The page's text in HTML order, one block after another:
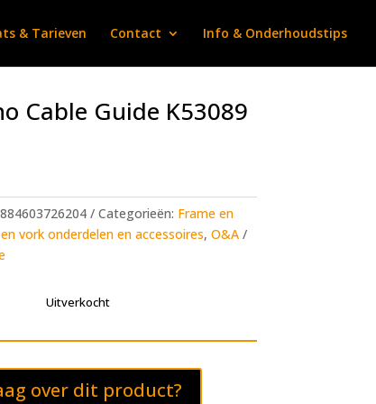
& Tarieven Contact Info & Onderhoudstips
Cable Guide K53089
Categorieën: Frame en
vork onderdelen en accessoires, O&A
Uitverkocht
over dit product?